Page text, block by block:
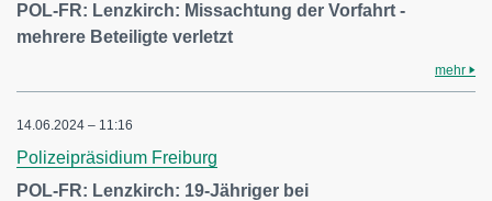
POL-FR: Lenzkirch: Missachtung der Vorfahrt -
mehrere Beteiligte verletzt
mehr
14.06.2024 – 11:16
Polizeipräsidium Freiburg
POL-FR: Lenzkirch: 19-Jähriger bei